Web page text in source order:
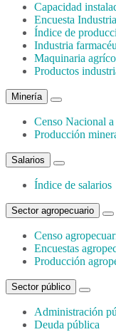
Capacidad
Encuesta
Índice de
Industria
Maquinaria
Productos
Minería
Censo Nacional
Producción
Salarios
Índice de salarios
Sector agropecuario
Censo
Encuestas
Producción
Sector público
Administración
Deuda pública